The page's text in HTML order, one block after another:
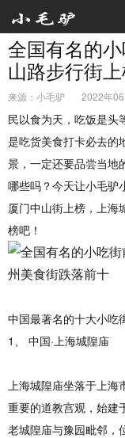
全国有名的
山路步行街
来源：小毛驴 2022年
民以食为天，吃饭是头
是吃货美食打卡必去的
景，一定还要品尝当地
哪些吗？今天让小毛驴
厦门中山街上榜，上海
榜吧！
中国最著名的十大小吃
1、 中国·上海城隍庙
上海城隍庙坐落于上海
重要的道教宫观，始建
老城隍庙与豫园毗邻，